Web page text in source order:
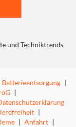
und Techniktrends
Batterieentsorgung |
|
|
| Anfahrt |